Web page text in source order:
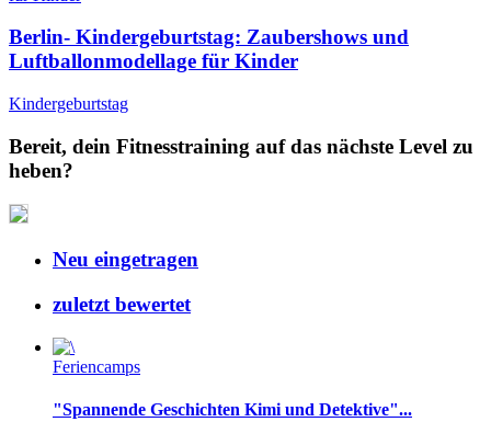
Berlin- Kindergeburtstag: Zaubershows und
Luftballonmodellage für Kinder
Kindergeburtstag
Bereit, dein Fitnesstraining auf das nächste Level zu
heben?
Neu eingetragen
zuletzt bewertet
Feriencamps
"Spannende Geschichten Kimi und Detektive"...